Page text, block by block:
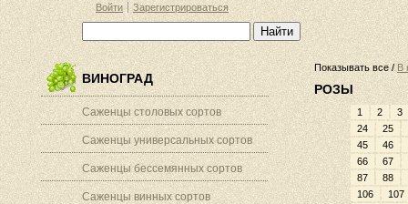
Войти Зарегистрироваться
ВИНОГРАД
Саженцы столовых сортов
Саженцы универсальных сортов
Саженцы бессемянных сортов
Саженцы винных сортов
Показывать все / В
РОЗЫ
1 2
3
24
25
45
46
66
67
87
88
106
107